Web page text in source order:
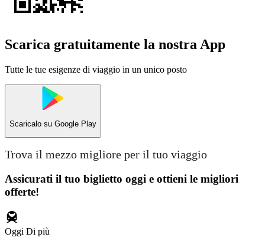
Scarica gratuitamente la nostra App
Tutte le tue esigenze di viaggio in un unico posto
Scaricalo su Google Play
Trova il mezzo migliore per il tuo viaggio
Assicurati il ​​tuo biglietto oggi e ottieni le migliori
offerte!
Oggi Di più